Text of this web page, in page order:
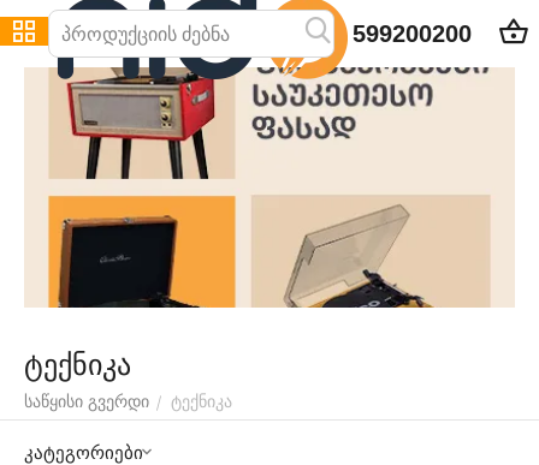
599200200
ტექნიკა
საწყისი გვერდი / ტექნიკა
კატეგორიები